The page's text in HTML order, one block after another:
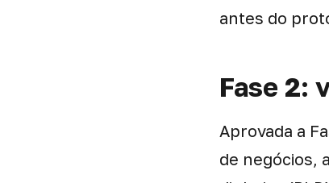
antes do
Fase 2:
Aprovada a
de negócios,